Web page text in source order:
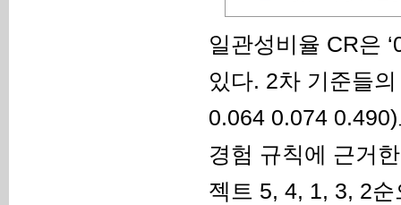
일관성비율 CR은
있다. 2차 기준들
0.064 0.074
경험 규칙에 근거
젝트 5, 4, 1, 3, 2